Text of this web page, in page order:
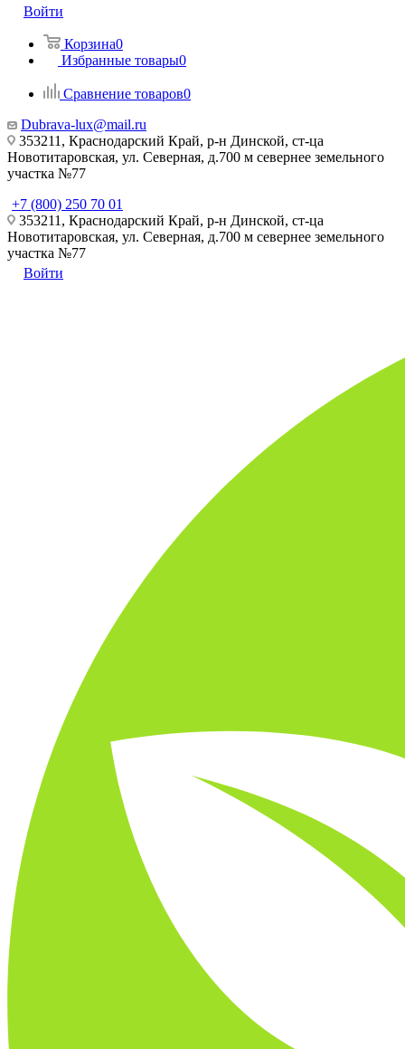
Войти
Корзина0
Избранные товары0
Сравнение товаров0
Dubrava-lux@mail.ru
353211, Краснодарский Край, р-н Динской, ст-ца
Новотитаровская, ул. Северная, д.700 м севернее земельного
участка №77
+7 (800) 250 70 01
353211, Краснодарский Край, р-н Динской, ст-ца
Новотитаровская, ул. Северная, д.700 м севернее земельного
участка №77
Войти